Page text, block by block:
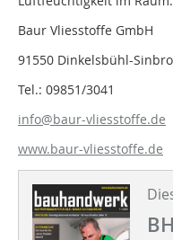
Baur Vliesstoffe GmbH
91550 Dinkelsbühl-
Tel.: 09851/3041
info@baur-vliesstoffe.de
www.baur-vliesstoffe.de